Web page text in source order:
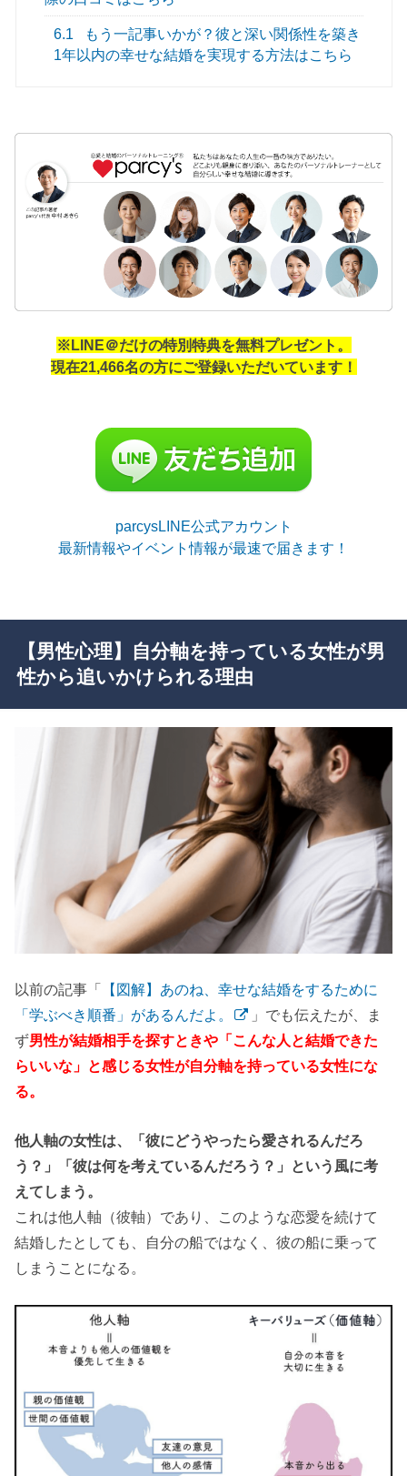
6.1
もう一記事いかが？彼と深い関係性を築き
1年以内の幸せな結婚を実現する方法はこちら
※LINE＠だけの特別特典を無料プレゼント。
現在21,466名の方にご登録いただいています！
parcysLINE公式アカウント
最新情報やイベント情報が最速で届きます！
【男性心理】自分軸を持っている女性が男
性から追いかけられる理由
以前の記事「 【図解】あのね、幸せな結婚をするために
「学ぶべき順番」があるんだよ。
」でも伝えたが、ま
ず男性が結婚相手を探すときや「こんな人と結婚できた
らいいな」と感じる女性が自分軸を持っている女性にな
る。
他人軸の女性は、「彼にどうやったら愛されるんだろ
う？」「彼は何を考えているんだろう？」という風に考
えてしまう。
これは他人軸（彼軸）であり、このような恋愛を続けて
結婚したとしても、自分の船ではなく、彼の船に乗って
しまうことになる。